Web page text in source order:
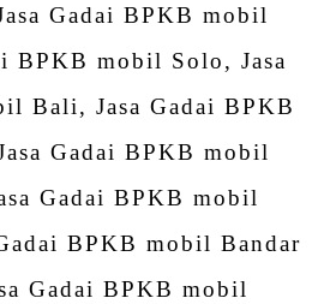
Gadai BPKB mobil
BPKB mobil Solo, Jasa
Bali, Jasa Gadai BPKB
Gadai BPKB mobil
Gadai BPKB mobil
BPKB mobil Bandar
Gadai BPKB mobil